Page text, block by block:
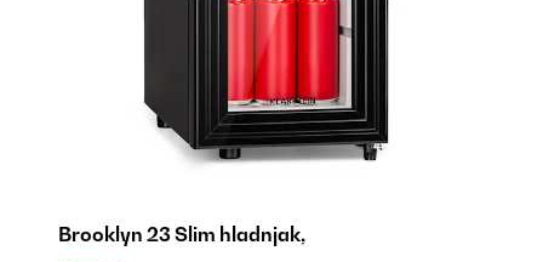
Brooklyn 23 Slim hladnjak,